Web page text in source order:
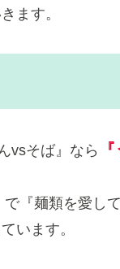
ます。
vsそば』なら
『麺類を愛し
います。